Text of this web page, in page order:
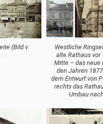
(Bild v.
Westliche
alte Rathaus vor
Mitte – das neue
den Jahren
dem Entwurf von
rechts das
Umbau